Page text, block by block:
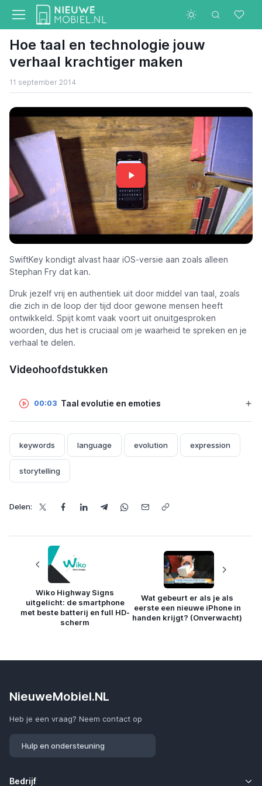
Hoe taal en technologie jouw
verhaal krachtiger maken
11 september 2014
SwiftKey kondigt alvast haar iOS-versie aan zoals alleen
Stephan Fry dat kan.
Druk jezelf vrij en authentiek uit door middel van taal, zoals
die zich in de loop der tijd door gewone mensen heeft
ontwikkeld. Spijt komt vaak voort uit onuitgesproken
woorden, dus het is cruciaal om je waarheid te spreken en je
verhaal te delen.
Videohoofdstukken
00:03 Taal evolutie en emoties
keywords language evolution expression
storytelling
Delen:
Wiko Highway Signs
uitgelicht: de smartphone
met beste batterij en full HD-
scherm
Wat gebeurt er als je als
eerste een nieuwe iPhone in
handen krijgt? (Onverwacht)
NieuweMobiel.NL
Heb je een vraag? Neem contact op
Hulp en ondersteuning
Bedrijf